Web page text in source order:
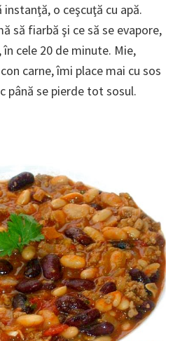
o ceşcuţă cu apă.
să fiarbă şi ce să se evapore,
cele 20 de minute. Mie,
carne, îmi place mai cu sos
până se pierde tot sosul.